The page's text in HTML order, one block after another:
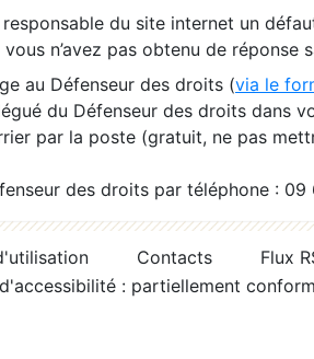
du site internet un
n’avez pas obtenu de réponse
au Défenseur des droits (via le
du Défenseur des droits dans
par la poste (gratuit, ne pas
des droits par téléphone :
Contacts
Flux
: partiellement